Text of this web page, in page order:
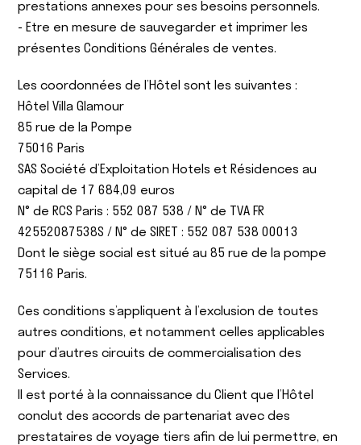
prestations annexes pour ses besoins personnels.
- Etre en mesure de sauvegarder et imprimer les
présentes Conditions Générales de ventes.
Les coordonnées de l’Hôtel sont les suivantes :
Hôtel Villa Glamour
85 rue de la Pompe
75016 Paris
SAS Société d’Exploitation Hotels et Résidences au
capital de 17 684,09 euros
N° de RCS Paris : 552 087 538 / N° de TVA FR
42552087538S / N° de SIRET : 552 087 538 00013
Dont le siège social est situé au 85 rue de la pompe
75116 Paris.
Ces conditions s’appliquent à l’exclusion de toutes
autres conditions, et notamment celles applicables
pour d’autres circuits de commercialisation des
Services.
Il est porté à la connaissance du Client que l’Hôtel
conclut des accords de partenariat avec des
prestataires de voyage tiers afin de lui permettre, en